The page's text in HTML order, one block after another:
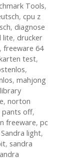
Tools,
, cpu z
, diagnose
lite, drucker
, freeware 64
test,
,
, mahjong
, norton
pants off,
freeware, pc
Sandra light,
, sandra